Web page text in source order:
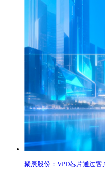
聚辰股份：VPD芯片通过